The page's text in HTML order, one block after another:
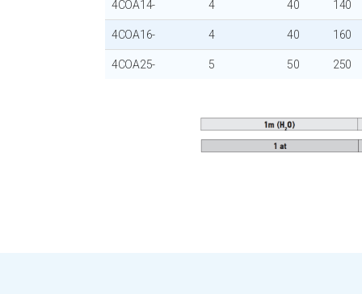
4COA14- 4 40 140
4COA16- 4 40 160
4COA25- 5 50 250